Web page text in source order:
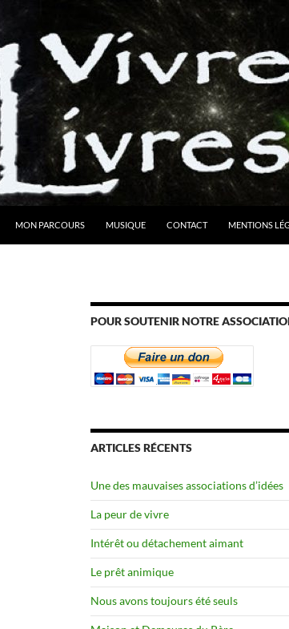
MON PARCOURS MUSIQUE CONTACT MENTIONS
POUR SOUTENIR NOTRE
ARTICLES RÉCENTS
Une des mauvaises associations d’idées
La peur de vivre
Intérêt ou détachement aimant
Le prêt animique
Nous avons toujours été seuls